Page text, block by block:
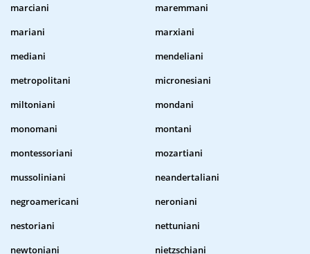
marciani
maremmani
mariani
marxiani
mediani
mendeliani
metropolitani
micronesiani
miltoniani
mondani
monomani
montani
montessoriani
mozartiani
mussoliniani
neandertaliani
negroamericani
neroniani
nestoriani
nettuniani
newtoniani
nietzschiani